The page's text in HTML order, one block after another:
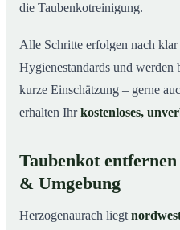
die Taubenkotreinigung.
Alle Schritte erfolgen nach
Hygienestandards und
kurze Einschätzung – gerne
erhalten Ihrkostenloses,
Taubenkot
& Umgebung
Herzogenaurach liegt